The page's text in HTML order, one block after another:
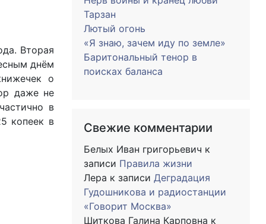
Вторая
днём
о
даже не
в
копеек в
Тарзан
Лютый огонь
«Я знаю, зачем иду по земле»
Баритональный тенор в
поисках баланса
Свежие комментарии
Белых Иван григорьевич к
записи Правила жизни
Лера к записи Деградация
Гудошникова и радиостанции
«Говорит Москва»
Шиткова Галина Карповна к